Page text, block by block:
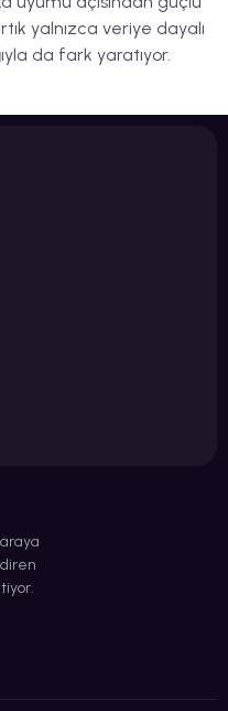
yalnızca veriye dayalı
da fark yaratıyor.